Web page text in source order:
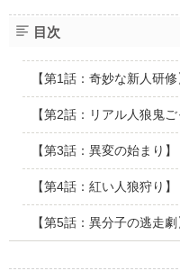
目次
【第1話：奇妙な新人研修
【第2話：リアル人狼鬼ご
【第3話：異変の始まり】
【第4話：紅い人狼狩り】
【第5話：異分子の逃走劇